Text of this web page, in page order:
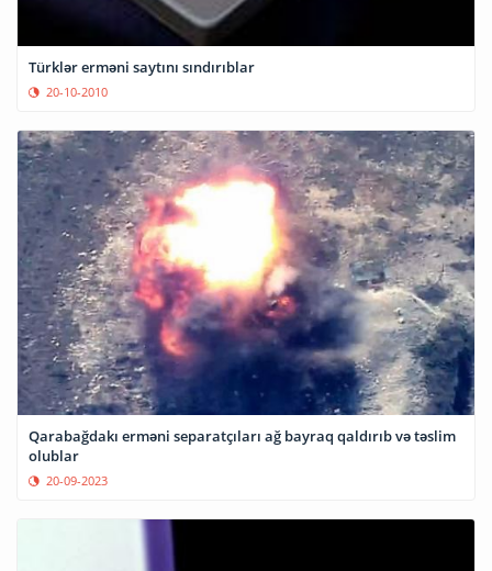
Türklər erməni saytını sındırıblar
20-10-2010
Qarabağdakı erməni separatçıları ağ bayraq qaldırıb və təslim
olublar
20-09-2023